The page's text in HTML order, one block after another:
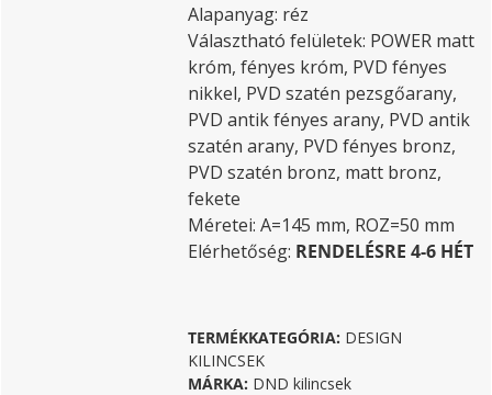
Alapanyag: réz
Választható felületek: POWER matt
króm, fényes króm, PVD fényes
nikkel, PVD szatén pezsgőarany,
PVD antik fényes arany, PVD antik
szatén arany, PVD fényes bronz,
PVD szatén bronz, matt bronz,
fekete
Méretei: A=145 mm, ROZ=50 mm
Elérhetőség: RENDELÉSRE 4-6 HÉT
TERMÉKKATEGÓRIA: DESIGN
KILINCSEK
MÁRKA: DND kilincsek